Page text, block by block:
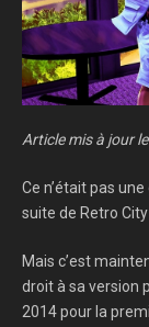
Article mis à jour
Ce n’était pas
suite de Retro
Mais c’est
droit à sa version
2014 pour la